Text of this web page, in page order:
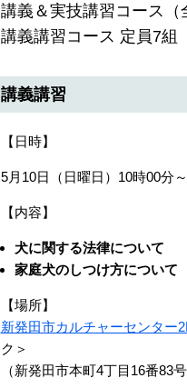
講義＆実技講習コース
講義講習コース 定員7組
講義講習
【日時】
5月10日（日曜日）10時00分
【内容】
犬に関する法律について
家庭犬のしつけ方について
【場所】
新発田市カルチャーセンタ
ク＞
（新発田市本町4丁目16番83号